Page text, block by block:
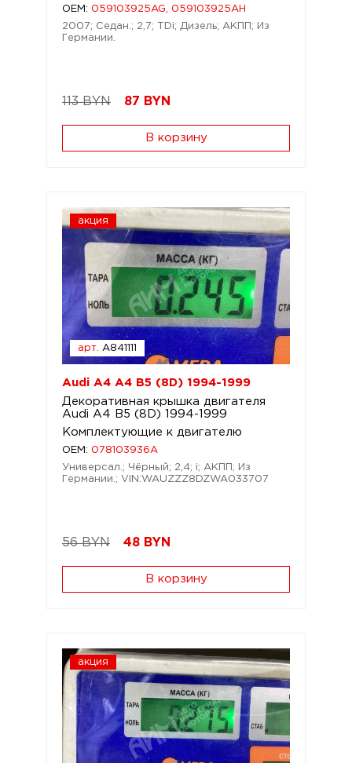
OEM: 059103925AG, 059103925AH
2007; Седан.; 2,7; TDi; Дизель; АКПП; Из
Германии.
113 BYN 87 BYN
В корзину
акция
арт. A841111
Audi A4 A4 B5 (8D) 1994-1999
Декоративная крышка двигателя
Audi A4 B5 (8D) 1994-1999
Комплектующие к двигателю
OEM: 078103936A
Универсал.; Чёрный; 2,4; i; АКПП; Из
Германии.; VIN:WAUZZZ8DZWA033707
56 BYN 48 BYN
В корзину
акция